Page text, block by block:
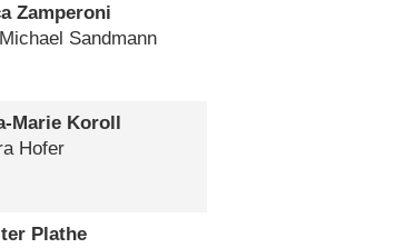
Zamperoni
Sandmann
Marie Koroll
Hofer
Plathe